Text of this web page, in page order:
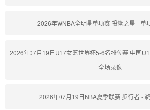
2026年WNBA全明星单项赛 投篮之星 - 单
2026年07月19日U17女篮世界杯5-6名排位赛 中国
全场录像
2026年07月19日NBA夏季联赛 步行者 -